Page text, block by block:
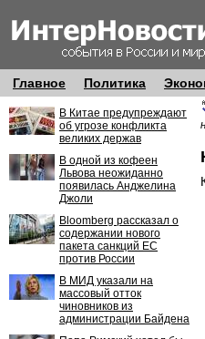
Главное Политика
В Китае предупреждают
об угрозе конфликта
великих держав
В одной из кофеен
Львова неожиданно
появилась Анджелина
Джоли
Bloomberg рассказал о
содержании нового
пакета санкций ЕС
против России
В МИД указали на
массовый отток
чиновников из
администрации Байдена